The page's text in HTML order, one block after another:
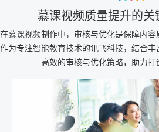
慕课视频质量提升的关
在慕课视频制作中，审核与优化是保障内容
作为专注智能教育技术的讯飞科技，结合
高效的审核与优化策略，助力打